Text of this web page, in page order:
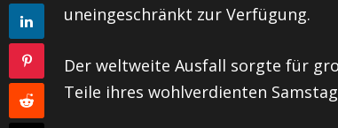
uneingeschränkt zur Verfügung.
Der weltweite Ausfall sorgte für
Teile ihres wohlverdienten